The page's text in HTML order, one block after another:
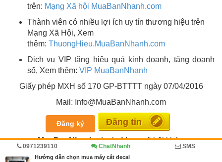
trên: Mạng Xã hội MuaBanNhanh.com
Thành viên có nhiều lợi ích uy tín thương hiệu trên
Mạng Xã Hội, Xem
thêm: ThuongHieu.MuaBanNhanh.com
Dịch vụ VIP tăng hiệu quả kinh doanh, tăng doanh
số, Xem thêm: VIP MuaBanNhanh
Giấy phép MXH số 170 GP-BTTTT ngày 07/04/2016
Mail: Info@MuaBanNhanh.com
Đăng ký Đăng tin
MuaBanNhanhvà các Mạng xã hội khác:
0971239110 ChatNhanh SMS
Hướng dẫn chọn mua máy cắt decal